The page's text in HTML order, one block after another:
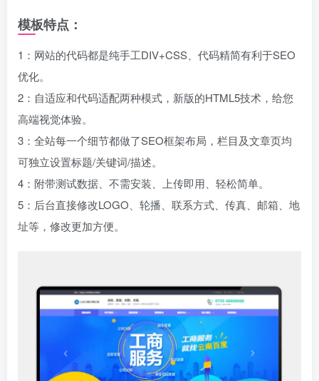
模板特点：
1：网站的代码都是纯手工DIV+CSS、代码精简有利于SEO
优化。
2：自适应和代码适配两种模式，新版的HTML5技术，给您
高端视觉体验。
3：全站每一个细节都做了SEO框架布局，栏目及文章页均
可独立设置标题/关键词/描述。
4：附带测试数据、不需安装、上传即用、轻松简单。
5：后台直接修改LOGO、轮播、联系方式、传真、邮箱、地
址等，修改更加方便。